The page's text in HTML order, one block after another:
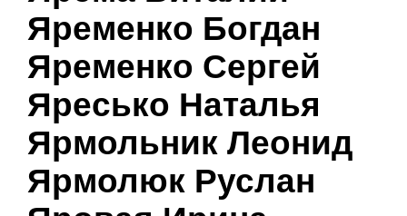
Яременко Богдан
Яременко Сергей
Яресько Наталья
Ярмольник Леонид
Ярмолюк Руслан